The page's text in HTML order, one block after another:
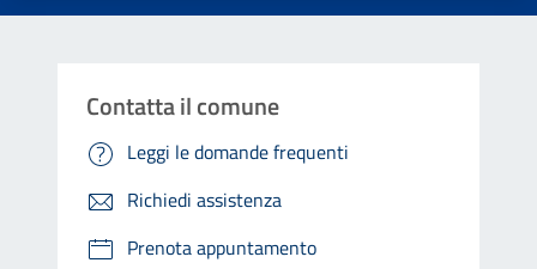
Contatta il comune
Leggi le domande frequenti
Richiedi assistenza
Prenota appuntamento